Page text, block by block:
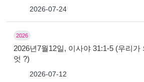
2026-07-24
2026
2026년7월12일, 이사야 31:1-5 (우리가
엇 ?)
2026-07-12